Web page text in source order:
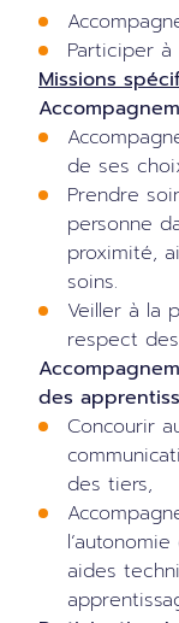
Participer à
Missions
de ses
Prendre
personne
proximité,
soins.
Veiller à la
respect
des
Concourir
des tiers,
aides